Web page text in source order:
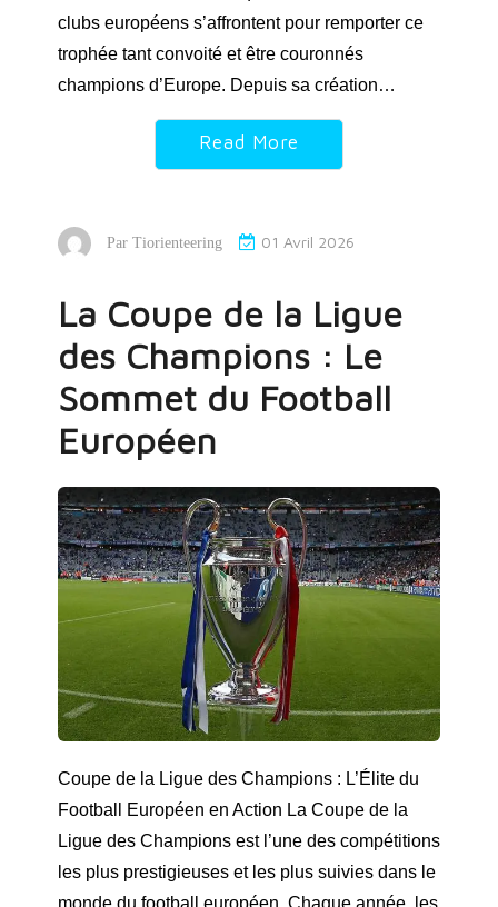
clubs européens s’affrontent pour remporter ce
trophée tant convoité et être couronnés
champions d’Europe. Depuis sa création…
Read More
Par Tiorienteering 01 Avril 2026
La Coupe de la Ligue
des Champions : Le
Sommet du Football
Européen
Coupe de la Ligue des Champions : L’Élite du
Football Européen en Action La Coupe de la
Ligue des Champions est l’une des compétitions
les plus prestigieuses et les plus suivies dans le